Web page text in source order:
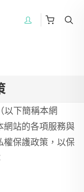
以下簡稱本網
網站的各項服務與
權保護政策，以保